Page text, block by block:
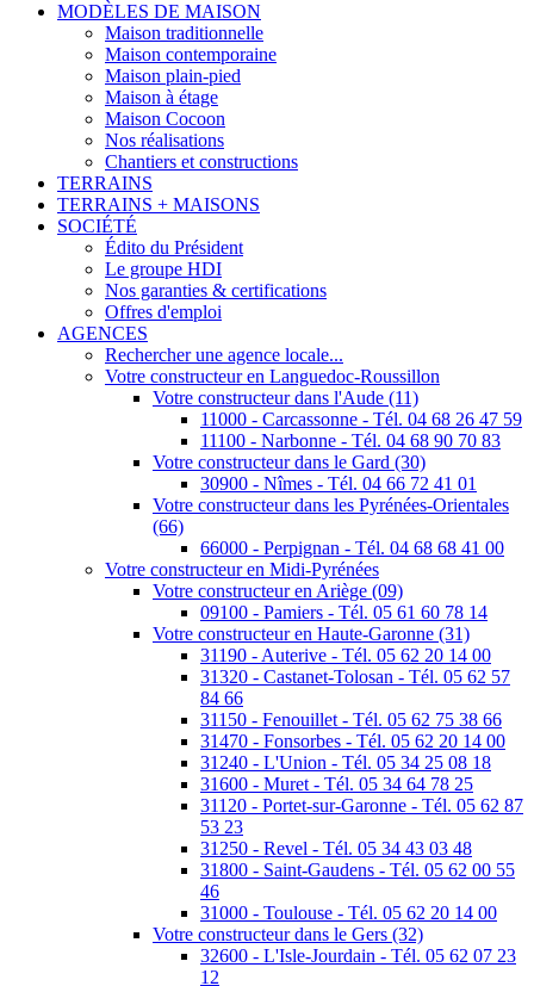
MODÈLES DE MAISON
Maison traditionnelle
Maison contemporaine
Maison plain-pied
Maison à étage
Maison Cocoon
Nos réalisations
Chantiers et constructions
TERRAINS
TERRAINS + MAISONS
SOCIÉTÉ
Édito du Président
Le groupe HDI
Nos garanties & certifications
Offres d'emploi
AGENCES
Rechercher une agence locale...
Votre constructeur en Languedoc-Roussillon
Votre constructeur dans l'Aude (11)
11000 - Carcassonne - Tél. 04 68 26 47 59
11100 - Narbonne - Tél. 04 68 90 70 83
Votre constructeur dans le Gard (30)
30900 - Nîmes - Tél. 04 66 72 41 01
Votre constructeur dans les Pyrénées-Orientales
(66)
66000 - Perpignan - Tél. 04 68 68 41 00
Votre constructeur en Midi-Pyrénées
Votre constructeur en Ariège (09)
09100 - Pamiers - Tél. 05 61 60 78 14
Votre constructeur en Haute-Garonne (31)
31190 - Auterive - Tél. 05 62 20 14 00
31320 - Castanet-Tolosan - Tél. 05 62 57
84 66
31150 - Fenouillet - Tél. 05 62 75 38 66
31470 - Fonsorbes - Tél. 05 62 20 14 00
31240 - L'Union - Tél. 05 34 25 08 18
31600 - Muret - Tél. 05 34 64 78 25
31120 - Portet-sur-Garonne - Tél. 05 62 87
53 23
31250 - Revel - Tél. 05 34 43 03 48
31800 - Saint-Gaudens - Tél. 05 62 00 55
46
31000 - Toulouse - Tél. 05 62 20 14 00
Votre constructeur dans le Gers (32)
32600 - L'Isle-Jourdain - Tél. 05 62 07 23
12